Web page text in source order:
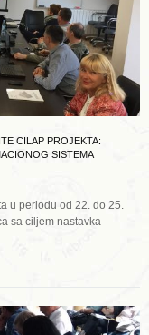
CILAP PROJEKTA:
SISTEMA
u periodu od 22. do 25.
sa ciljem nastavka